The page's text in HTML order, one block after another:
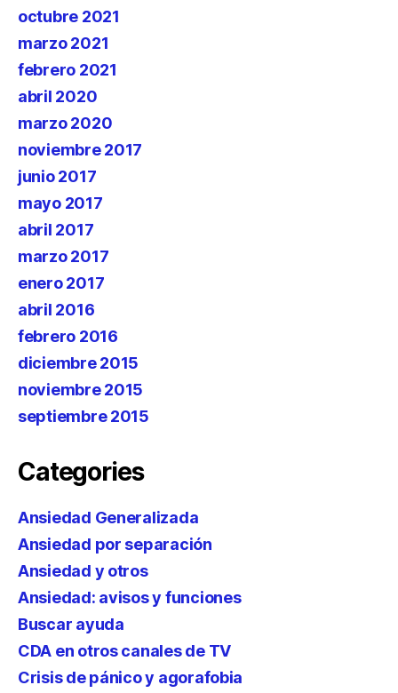
octubre 2021
marzo 2021
febrero 2021
abril 2020
marzo 2020
noviembre 2017
junio 2017
mayo 2017
abril 2017
marzo 2017
enero 2017
abril 2016
febrero 2016
diciembre 2015
noviembre 2015
septiembre 2015
Categories
Ansiedad Generalizada
Ansiedad por separación
Ansiedad y otros
Ansiedad: avisos y funciones
Buscar ayuda
CDA en otros canales de TV
Crisis de pánico y agorafobia